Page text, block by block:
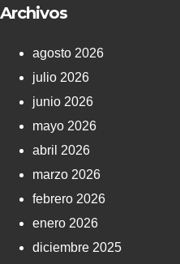
Archivos
agosto 2026
julio 2026
junio 2026
mayo 2026
abril 2026
marzo 2026
febrero 2026
enero 2026
diciembre 2025